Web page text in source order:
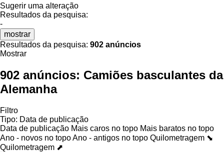
Sugerir uma alteração
Resultados da pesquisa:
-
mostrar
Resultados da pesquisa: 902 anúncios
Mostrar
902 anúncios: Camiões basculantes da
Alemanha
Filtro
Tipo: Data de publicação
Data de publicação Mais caros no topo Mais baratos no topo
Ano - novos no topoAno - antigos no topo Quilometragem ⬊
Quilometragem ⬈